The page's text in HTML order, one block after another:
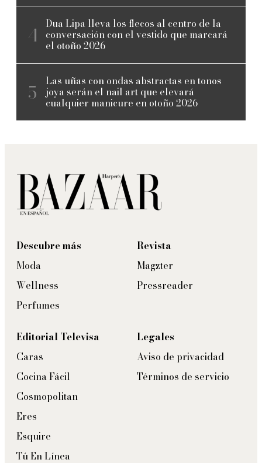
Dua Lipa lleva los flecos al centro de la
conversación con el vestido que marcará
el otoño 2026
Las uñas con ondas abstractas en tonos
joya serán el nail art que elevará
cualquier manicure en otoño 2026
Descubre más
Moda
Wellness
Perfumes
Revista
Magzter
Pressreader
Editorial Televisa
Caras
Cocina Fácil
Cosmopolitan
Eres
Esquire
Tú En Línea
Legales
Aviso de privacidad
Términos de servicio